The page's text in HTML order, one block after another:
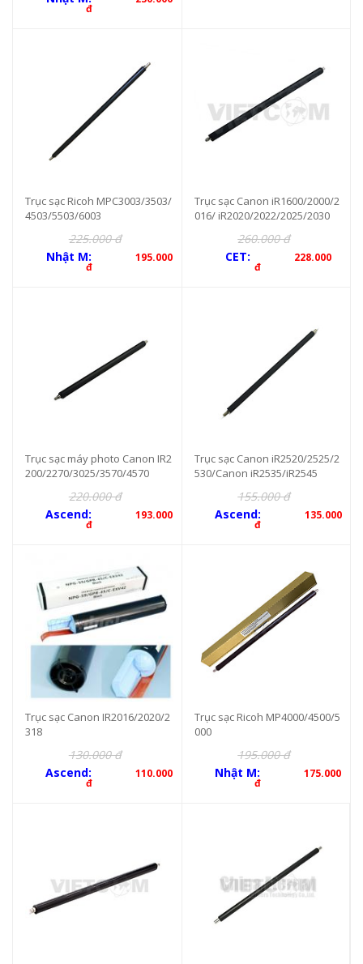
đ
Trục sạc Ricoh MPC3003/3503/
4503/5503/6003
225.000 đ
Nhật M:
195.000
đ
Trục sạc Canon iR1600/2000/2
016/ iR2020/2022/2025/2030
260.000 đ
CET:
228.000
đ
Trục sạc máy photo Canon IR2
200/2270/3025/3570/4570
220.000 đ
Ascend:
193.000
đ
Trục sạc Canon iR2520/2525/2
530/Canon iR2535/iR2545
155.000 đ
Ascend:
135.000
đ
Trục sạc Canon IR2016/2020/2
318
130.000 đ
Ascend:
110.000
đ
Trục sạc Ricoh MP4000/4500/5
000
195.000 đ
Nhật M:
175.000
đ